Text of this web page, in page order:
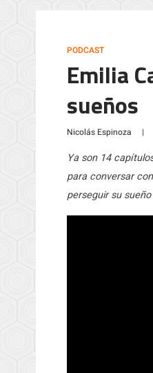
PODCAST
Emilia
sueños
Nicolás Espinoza |
Ya son 14
para conversar
perseguir su